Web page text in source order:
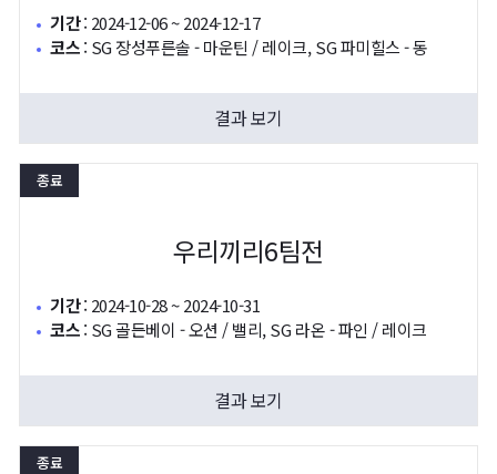
기간: 2024-12-06 ~ 2024-12-17
코스: SG 장성푸른솔 - 마운틴 / 레이크, SG 파미힐스 - 동
결과 보기
종료
우리끼리6팀전
기간: 2024-10-28 ~ 2024-10-31
코스: SG 골든베이 - 오션 / 밸리, SG 라온 - 파인 / 레이크
결과 보기
종료